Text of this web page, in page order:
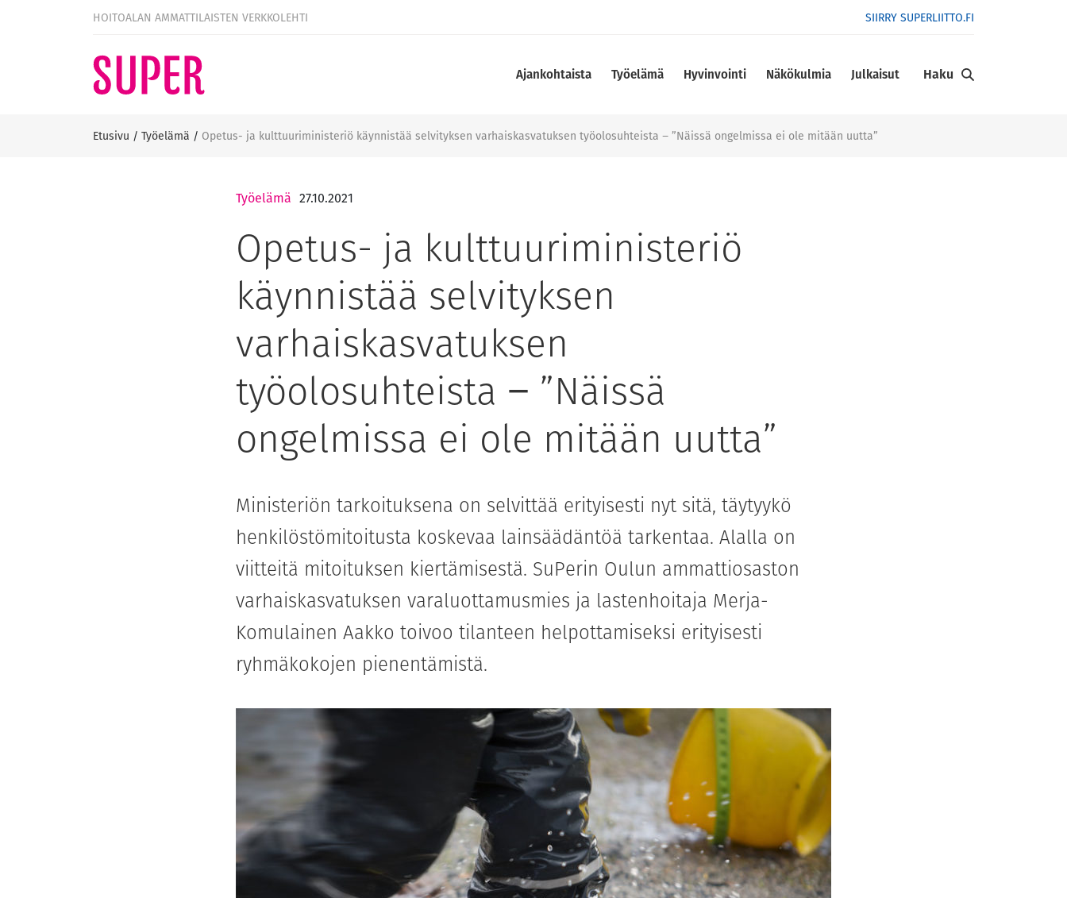
HOITOALAN AMMATTILAISTEN VERKKOLEHTI SIIRRY SUPERLIITTO.FI
Ajankohtaista Työelämä Hyvinvointi Näkökulmia Julkaisut Haku
Etusivu / Työelämä / Opetus- ja kulttuuriministeriö käynnistää selvityksen varhaiskasvatuksen työolosuhteista − ”Näissä ongelmissa ei ole mitään uutta”
Työelämä 27.10.2021
Opetus- ja kulttuuriministeriö
käynnistää selvityksen
varhaiskasvatuksen
työolosuhteista − ”Näissä
ongelmissa ei ole mitään uutta”
Ministeriön tarkoituksena on selvittää erityisesti nyt sitä, täytyykö
henkilöstömitoitusta koskevaa lainsäädäntöä tarkentaa. Alalla on
viitteitä mitoituksen kiertämisestä. SuPerin Oulun ammattiosaston
varhaiskasvatuksen varaluottamusmies ja lastenhoitaja Merja-
Komulainen Aakko toivoo tilanteen helpottamiseksi erityisesti
ryhmäkokojen pienentämistä.